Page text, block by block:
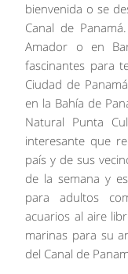
bienvenida o se
Canal de
Amador o en
fascinantes para
Ciudad de
en la Bahía de
Natural Punta
interesante que
país y de sus
de la semana y
para adultos
acuarios al aire
marinas para su
del Canal de